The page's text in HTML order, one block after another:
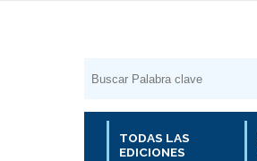
TODAS LAS
EDICIONES